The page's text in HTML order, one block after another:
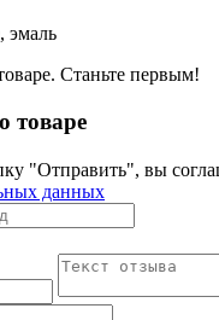
эмаль
Станьте первым!
товаре
"Отправить", вы
данных